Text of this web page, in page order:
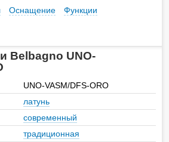
Оснащение Функции
Belbagno UNO-
UNO-VASM/DFS-ORO
латунь
современный
традиционная